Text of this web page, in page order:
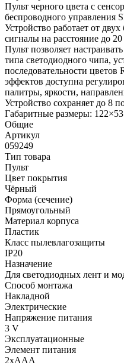
Пульт черного цвета с
беспроводного управления
Устройство работает от
сигналы на расстояние до
Пульт позволяет
типа светодиодного чипа,
последовательности
эффектов доступна
палитры, яркости,
Устройство сохраняет до 8
Габаритные размеры:
Общие
Артикул
059249
Тип товара
Пульт
Цвет покрытия
Чёрный
Форма (сечение)
Прямоугольный
Материал корпуса
Пластик
Класс пылевлагозащиты
IP20
Назначение
Для светодиодных лент и
Способ монтажа
Накладной
Электрические
Напряжение питания
3 V
Эксплуатационные
Элемент питания
2xAAA